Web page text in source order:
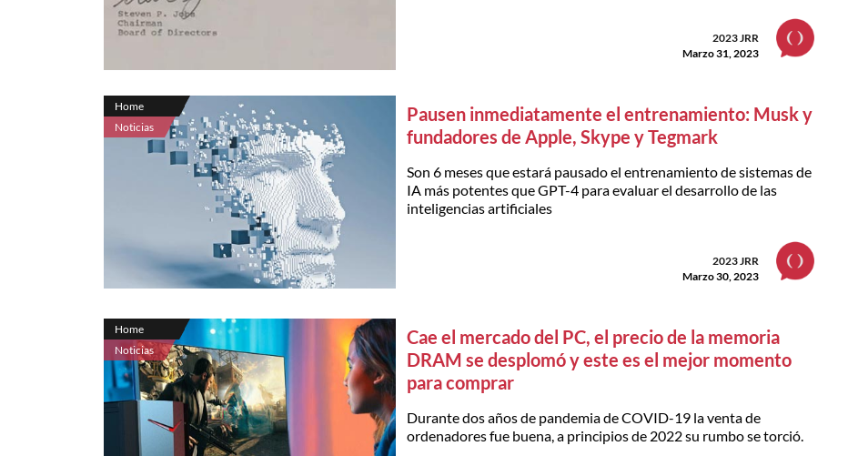
2023 JRR
Marzo 31, 2023
Home
Noticias
Pausen inmediatamente el entrenamiento: Musk y
fundadores de Apple, Skype y Tegmark
Son 6 meses que estará pausado el entrenamiento de sistemas de
IA más potentes que GPT-4 para evaluar el desarrollo de las
inteligencias artificiales
2023 JRR
Marzo 30, 2023
Home
Noticias
Cae el mercado del PC, el precio de la memoria
DRAM se desplomó y este es el mejor momento
para comprar
Durante dos años de pandemia de COVID-19 la venta de
ordenadores fue buena, a principios de 2022 su rumbo se torció.